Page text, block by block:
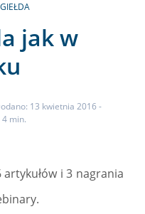
GIEŁDA
jak w
13 kwietnia 2016-
min.
i 3 nagrania